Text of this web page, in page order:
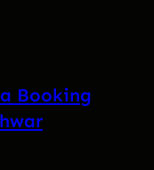
Booking